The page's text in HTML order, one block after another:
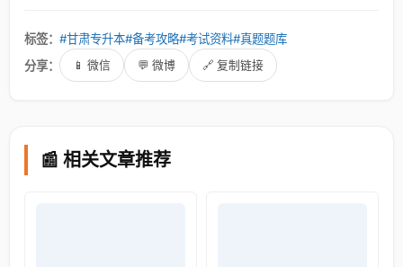
标签： #甘肃专升本#备考攻略#考试资料#真题题库
分享：
📱 微信 💬 微博 🔗 复制链接
📰 相关文章推荐